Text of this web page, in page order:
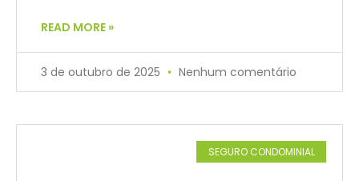
READ MORE »
3 de outubro de 2025 Nenhum comentário
SEGURO CONDOMINIAL